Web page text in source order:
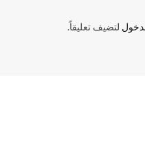
لتضيف تعليقاً.